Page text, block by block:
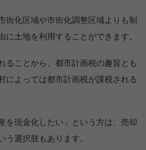
街化区域や市街化調整区域よりも制
に土地を利用することができます。
ることから、都市計画税の趣旨とも
によっては都市計画税が課税される
を現金化したい」という方は、売却
う選択肢もあります。